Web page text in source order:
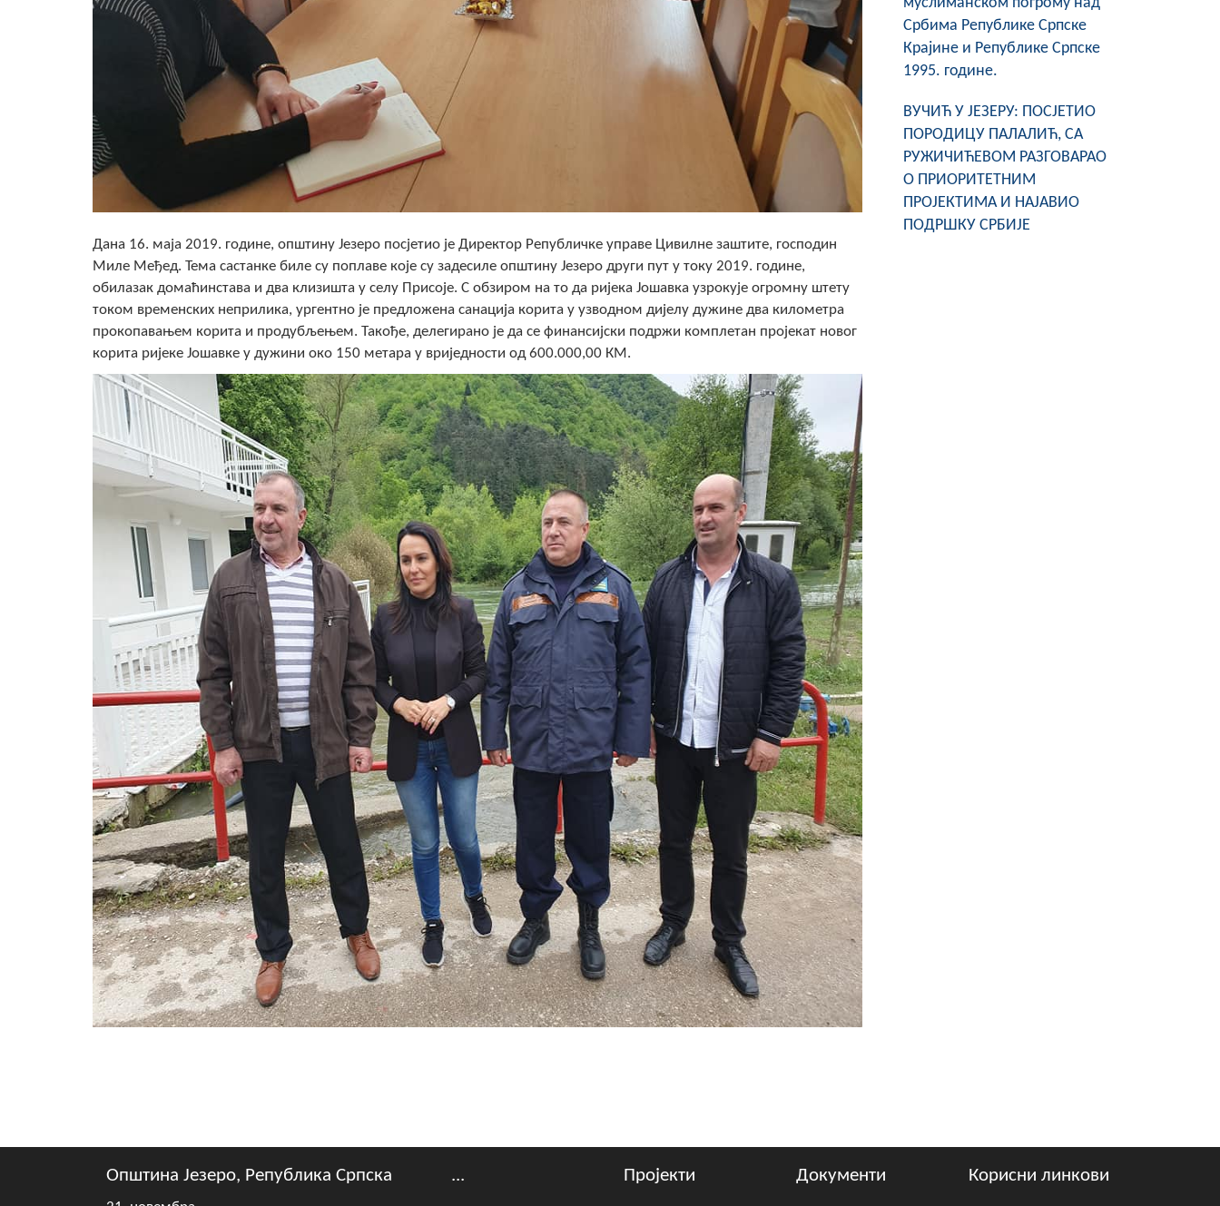
Дана 16. маја 2019. године, општину Језеро посјетио је Директор Републичке управе Цивилне заштите, господин
Миле Међед. Тема састанке биле су поплаве које су задесиле општину Језеро други пут у току 2019. године,
обилазак домаћинстава и два клизишта у селу Присоје. С обзиром на то да ријека Јошавка узрокује огромну штету
током временских неприлика, ургентно је предложена санација корита у узводном дијелу дужине два километра
прокопавањем корита и продубљењем. Такође, делегирано је да се финансијски подржи комплетан пројекат новог
корита ријеке Јошавке у дужини око 150 метара у вриједности од 600.000,00 КМ.
Србима Републике Српске
Крајине и Републике Српске
1995. године.
ВУЧИЋ У ЈЕЗЕРУ: ПОСЈЕТИО
ПОРОДИЦУ ПАЛАЛИЋ, СА
РУЖИЧИЋЕВОМ РАЗГОВАРАО
О ПРИОРИТЕТНИМ
ПРОЈЕКТИМА И НАЈАВИО
ПОДРШКУ СРБИЈЕ
Општина Језеро, Република Српска ... Пројекти Документи Корисни линкови